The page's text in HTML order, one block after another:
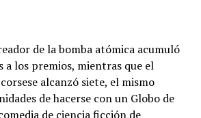
de la bomba atómica acumuló
a los premios, mientras que el
alcanzó siete, el mismo
de hacerse con un Globo de
de ciencia ficción de